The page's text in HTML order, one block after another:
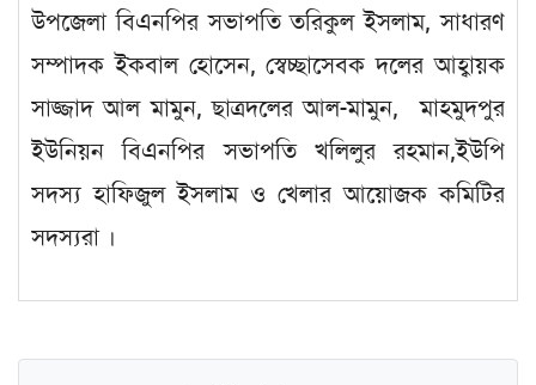
উপজেলা বিএনপির সভাপতি তরিকুল ইসলাম, সাধারণ
সম্পাদক ইকবাল হোসেন, স্বেচ্ছাসেবক দলের আহ্বায়ক
সাজ্জাদ আল মামুন, ছাত্রদলের আল-মামুন, মাহমুদপুর
ইউনিয়ন বিএনপির সভাপতি খলিলুর রহমান,ইউপি
সদস্য হাফিজুল ইসলাম ও খেলার আয়োজক কমিটির
সদস্যরা ।